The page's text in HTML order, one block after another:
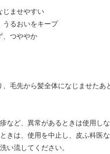
ませやすい
るおいをキープ
つややか
毛先から髪全体になじませたあ
など、異常があるときは使用しな
きは、使用を中止し、皮ふ科医な
い流してください。